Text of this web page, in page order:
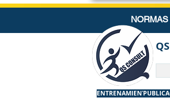
ENTRENAMIENTOS